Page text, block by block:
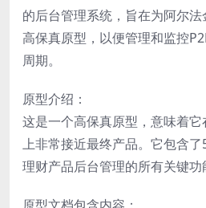
的后台管理系统，旨在为阿尔
高保真原型，以便管理和监控
周期。
原型介绍：
这是一个高保真原型，意味着
上非常接近最终产品。它包含
理财产品后台管理的所有关键功